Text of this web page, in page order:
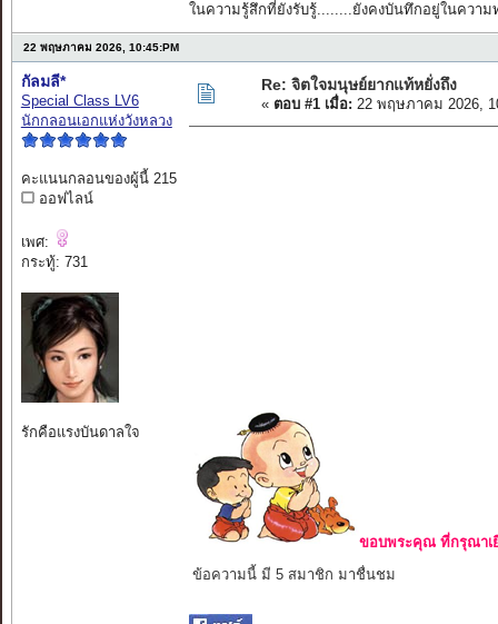
ในความรู้สึกที่ยังรับรู้........ยังคงบันทึกอยู่ในความ
22 พฤษภาคม 2026, 10:45:PM
กัลมลี*
Special Class LV6
นักกลอนเอกแห่งวังหลวง
คะแนนกลอนของผู้นี้ 215
ออฟไลน์
เพศ:
กระทู้: 731
รักคือแรงบันดาลใจ
Re: จิตใจมนุษย์ยากแท้หยั่งถึง
« ตอบ #1 เมื่อ: 22 พฤษภาคม 2026,
ขอบพระคุณ ที่กรุณาเ
ข้อความนี้ มี 5 สมาชิก มาชื่นชม